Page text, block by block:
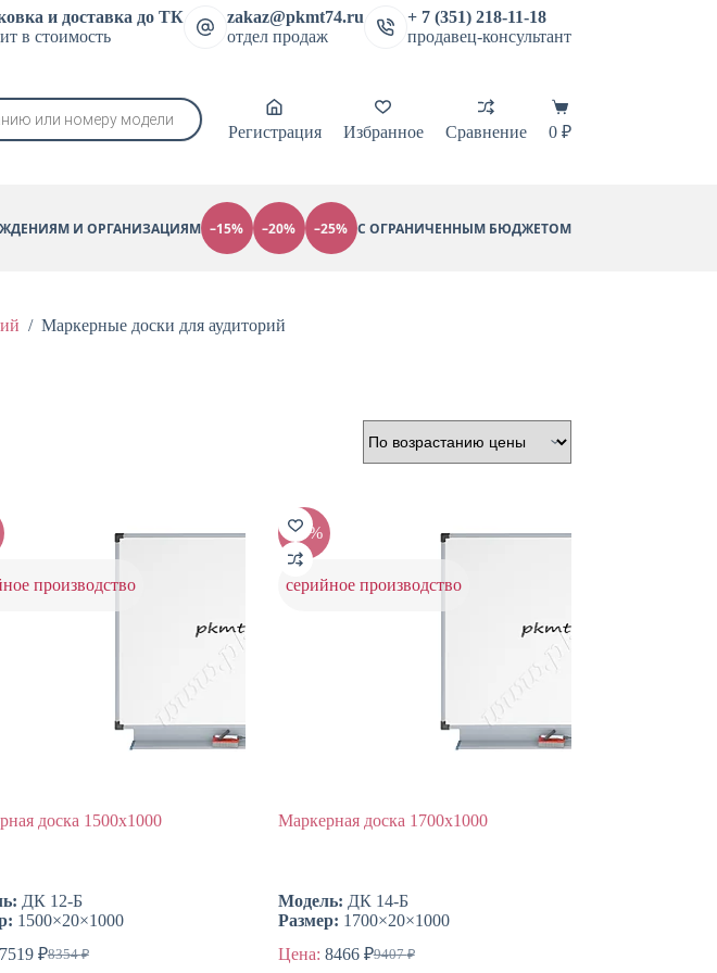
и доставка до ТК
в стоимость
zakaz@pkmt74.ru
отдел продаж
+ 7 (351) 218-11-18
продавец-консультант
Регистрация Избранное Сравнение
Корзина
0 ₽
И ОРГАНИЗАЦИЯМ –15% –20% –25% С ОГРАНИЧЕННЫМ БЮДЖЕТОМ
/ Маркерные доски для аудиторий
производство
доска 1500х1000
ДК 12-Б
1500×20×1000
8354₽
Первоначальная
7519 ₽Текущая
-10%
серийное производство
Маркерная доска 1700х1000
Модель: ДК 14-Б
Размер: 1700×20×1000
Цена:
9407₽
Первоначальная
8466 ₽Текущая